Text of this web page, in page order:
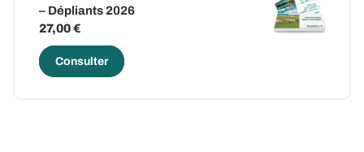
– Dépliants 2026
27,00 €
Consulter